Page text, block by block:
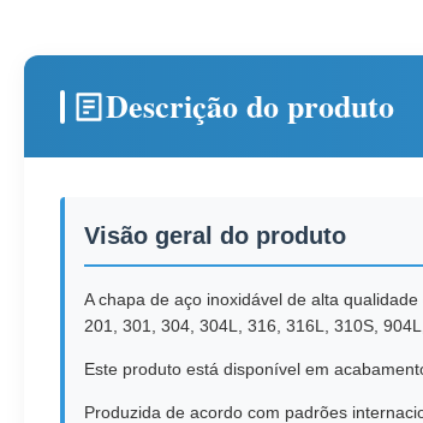
Descrição do produto
Visão geral do produto
A chapa de aço inoxidável de alta
201, 301, 304, 304L, 316, 316L, 310S,
Este produto está disponível em
Produzida de acordo com padrões